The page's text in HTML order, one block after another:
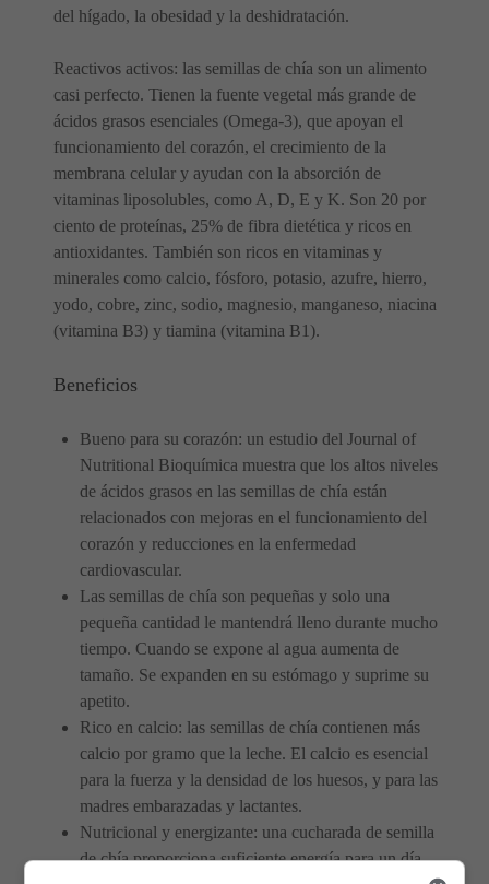
del hígado, la obesidad y la deshidratación.
Reactivos activos: las semillas de chía son un alimento
casi perfecto. Tienen la fuente vegetal más grande de
ácidos grasos esenciales (Omega-3), que apoyan el
funcionamiento del corazón, el crecimiento de la
membrana celular y ayudan con la absorción de
vitaminas liposolubles, como A, D, E y K. Son 20 por
ciento de proteínas, 25% de fibra dietética y ricos en
antioxidantes. También son ricos en vitaminas y
minerales como calcio, fósforo, potasio, azufre, hierro,
yodo, cobre, zinc, sodio, magnesio, manganeso, niacina
(vitamina B3) y tiamina (vitamina B1).
Beneficios
Bueno para su corazón: un estudio del Journal of
Nutritional Bioquímica muestra que los altos niveles
de ácidos grasos en las semillas de chía están
relacionados con mejoras en el funcionamiento del
corazón y reducciones en la enfermedad
cardiovascular.
Las semillas de chía son pequeñas y solo una
pequeña cantidad le mantendrá lleno durante mucho
tiempo. Cuando se expone al agua aumenta de
tamaño. Se expanden en su estómago y suprime su
apetito.
Rico en calcio: las semillas de chía contienen más
calcio por gramo que la leche. El calcio es esencial
para la fuerza y ​​la densidad de los huesos, y para las
madres embarazadas y lactantes.
Nutricional y energizante: una cucharada de semilla
de chía proporciona suficiente energía para un día